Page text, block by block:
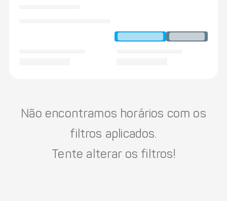
Não encontramos horários com os
filtros aplicados.
Tente alterar os filtros!